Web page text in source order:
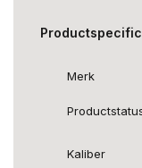
Merk
Kaliber